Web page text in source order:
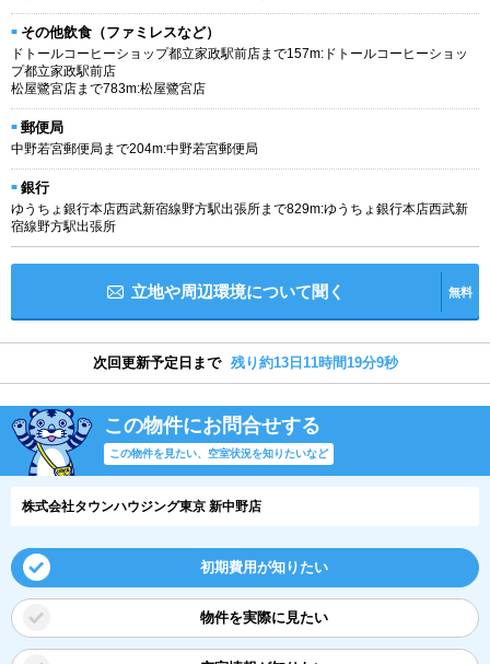
その他飲食（ファミレスなど）
ドトールコーヒーショップ都立家政駅前店まで157m:ドトールコーヒーショッ
プ都立家政駅前店
松屋鷺宮店まで783m:松屋鷺宮店
郵便局
中野若宮郵便局まで204m:中野若宮郵便局
銀行
ゆうちょ銀行本店西武新宿線野方駅出張所まで829m:ゆうちょ銀行本店西武新
宿線野方駅出張所
立地や周辺環境について聞く 無料
次回更新予定日まで 残り約13日11時間19分8秒
この物件にお問合せする
この物件を見たい、空室状況を知りたいなど
株式会社タウンハウジング東京 新中野店
初期費用が知りたい
物件を実際に見たい